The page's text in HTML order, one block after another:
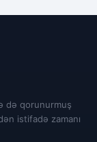
də qorunurmuş
istifadə zamanı